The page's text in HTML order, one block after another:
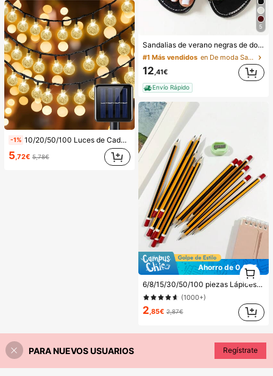
-1% 10/20/50/100 Luces de Cadena de Bola de Cristal Alimentadas por Energía Solar LED, Longitud 9.8/16.4/22.9/39.3ft, Impermeables, 8 Modos de Iluminación, Blanco Cálido/Blanco/Púrpura/Azul/Multicolor, Luces de Hada para Jardín, Patio, Balcón, Boda, Fiesta, Navidad, Halloween, Camping, Decoración Festiva, Estética
5 ,72€ 5,78€
5
Sandalias de verano negras de doble correa para mujer, novedades, de moda, de tacón plano, de punta abierta, perfectas para la playa, el estilo urbano
#1 Más vendidos en De moda Sandalias planas de mujer
12,41€
Envío Rápido
Ahorro de 0,02€
6/8/15/30/50/100 piezas Lápices HB, Barril de Madera de Álamo Rayado Amarillo, Punta Media de 0.7mm, Dureza HB - Ideal para Estudiantes y Uso de Oficina, Regreso a la Escuela
(1000+)
2,85€ 2,87€
1
1
PARA NUEVOS USUARIOS Regístrate